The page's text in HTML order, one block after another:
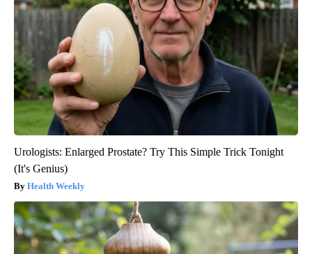
Urologists: Enlarged Prostate? Try This Simple Trick Tonight
(It's Genius)
Health Weekly